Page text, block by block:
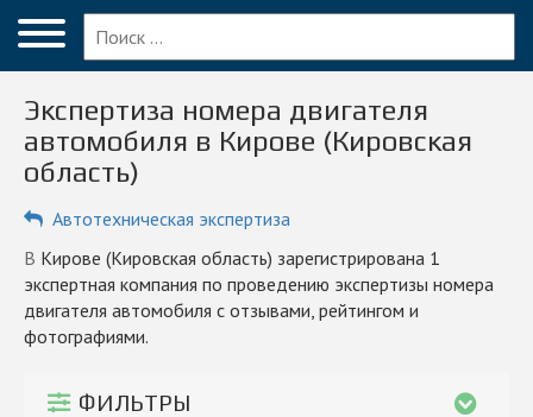
Меню
Главная
Вопрос эксперту
Киров (Кировская область)
ПОЛЬЗОВАТЕЛЯМ
Компании
Блог
КОМПАНИЯМ
Личный кабинет
Экспертиза номера двигателя
автомобиля в Кирове (Кировская
область)
Автотехническая экспертиза
в Кирове (Кировская область) зарегистрирована 1
экспертная компания по проведению экспертизы номера
двигателя автомобиля с отзывами, рейтингом и
фотографиями.
ФИЛЬТРЫ